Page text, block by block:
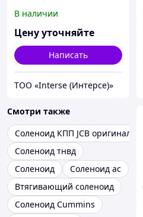
В наличии
Цену уточняйте
Написать
ТОО «Interse (Интерсе)»
Смотри также
Соленоид КПП JCB оригинал
Соленоид тнвд
Соленоид
Соленоид ac
Втягивающий соленоид
Соленоид Cummins